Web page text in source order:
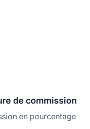
de commission
en pourcentage